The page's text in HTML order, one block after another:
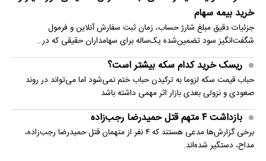
خرید بیمه سهام
جزئیات دقیق مبلغ شارژ حساب، زمان ثبت سفارش آنلاین و فرمول
شگفت‌انگیز سود تضمین‌شده یک‌ساله برای سهامداران حقیقی که در…
ریسک خرید کدام سکه بیشتر است؟
حباب قیمت سکه لزوما به ترکیدن حباب ختم نمی‌شود اما می‌تواند در روند
صعودی و نزولی بعدی بازار اثر مهمی داشته باشد
بازداشت ۴ متهم قتل حمیدرضا رجب‌زاده
برخی گزارش‌ها مدعی هستند که ۴ نفر از متهمان قتل حمیدرضا رجب‌زاده،
مداح، دستگیر شده‌اند.